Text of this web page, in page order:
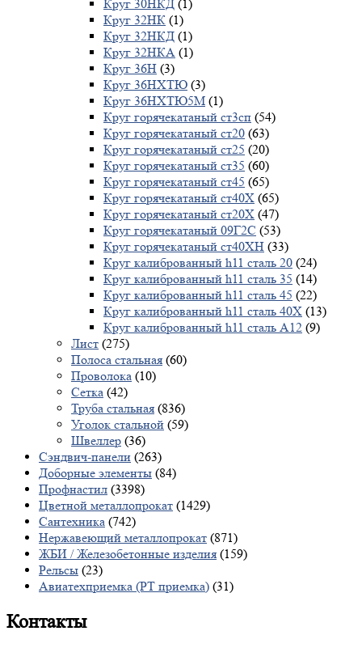
Круг 30НКД (1)
Круг 32НК (1)
Круг 32НКД (1)
Круг 32НКА (1)
Круг 36Н (3)
Круг 36НХТЮ (3)
Круг 36НХТЮ5М (1)
Круг горячекатаный ст3сп (54)
Круг горячекатаный ст20 (63)
Круг горячекатаный ст25 (20)
Круг горячекатаный ст35 (60)
Круг горячекатаный ст45 (65)
Круг горячекатаный ст40Х (65)
Круг горячекатаный ст20Х (47)
Круг горячекатаный 09Г2С (53)
Круг горячекатаный ст40ХН (33)
Круг калиброванный h11 сталь 20 (24)
Круг калиброванный h11 сталь 35 (14)
Круг калиброванный h11 сталь 45 (22)
Круг калиброванный h11 сталь 40X (13)
Круг калиброванный h11 сталь А12 (9)
Лист (275)
Полоса стальная (60)
Проволока (10)
Сетка (42)
Труба стальная (836)
Уголок стальной (59)
Швеллер (36)
Сэндвич-панели (263)
Доборные элементы (84)
Профнастил (3398)
Цветной металлопрокат (1429)
Сантехника (742)
Нержавеющий металлопрокат (871)
ЖБИ / Железобетонные изделия (159)
Рельсы (23)
Авиатехприемка (РТ приемка) (31)
Контакты